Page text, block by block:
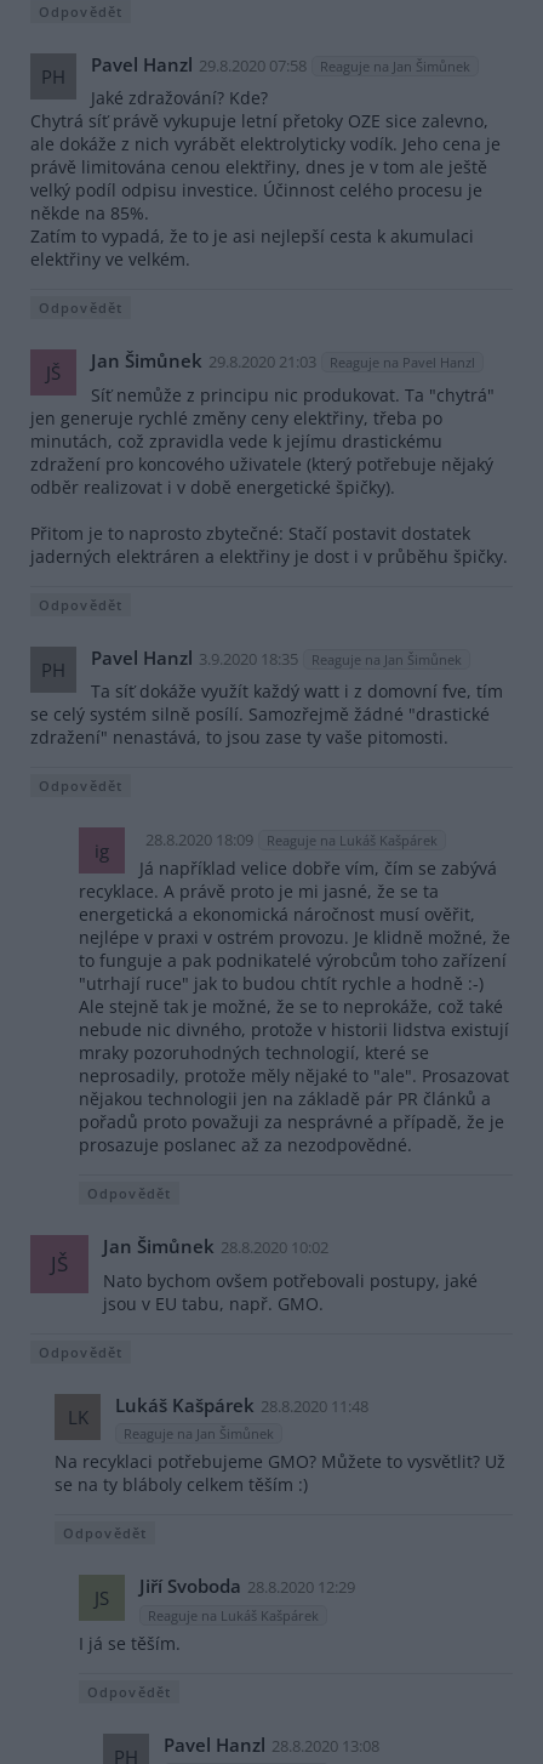
Odpovědět
PH Pavel Hanzl 29.8.2020 07:58 Reaguje na Jan Šimůnek
Jaké zdražování? Kde?
Chytrá síť právě vykupuje letní přetoky OZE sice zalevno,
ale dokáže z nich vyrábět elektrolyticky vodík. Jeho cena je
právě limitována cenou elektřiny, dnes je v tom ale ještě
velký podíl odpisu investice. Účinnost celého procesu je
někde na 85%.
Zatím to vypadá, že to je asi nejlepší cesta k akumulaci
elektřiny ve velkém.
Odpovědět
JŠ Jan Šimůnek 29.8.2020 21:03 Reaguje na Pavel Hanzl
Síť nemůže z principu nic produkovat. Ta "chytrá"
jen generuje rychlé změny ceny elektřiny, třeba po
minutách, což zpravidla vede k jejímu drastickému
zdražení pro koncového uživatele (který potřebuje nějaký
odběr realizovat i v době energetické špičky).
Přitom je to naprosto zbytečné: Stačí postavit dostatek
jaderných elektráren a elektřiny je dost i v průběhu špičky.
Odpovědět
PH Pavel Hanzl 3.9.2020 18:35 Reaguje na Jan Šimůnek
Ta síť dokáže využít každý watt i z domovní fve, tím
se celý systém silně posílí. Samozřejmě žádné "drastické
zdražení" nenastává, to jsou zase ty vaše pitomosti.
Odpovědět
ig 28.8.2020 18:09 Reaguje na Lukáš Kašpárek
Já například velice dobře vím, čím se zabývá
recyklace. A právě proto je mi jasné, že se ta
energetická a ekonomická náročnost musí ověřit,
nejlépe v praxi v ostrém provozu. Je klidně možné, že
to funguje a pak podnikatelé výrobcům toho zařízení
"utrhají ruce" jak to budou chtít rychle a hodně :-)
Ale stejně tak je možné, že se to neprokáže, což také
nebude nic divného, protože v historii lidstva existují
mraky pozoruhodných technologií, které se
neprosadily, protože měly nějaké to "ale". Prosazovat
nějakou technologii jen na základě pár PR článků a
pořadů proto považuji za nesprávné a případě, že je
prosazuje poslanec až za nezodpovědné.
Odpovědět
JŠ
Jan Šimůnek 28.8.2020 10:02
Nato bychom ovšem potřebovali postupy, jaké
jsou v EU tabu, např. GMO.
Odpovědět
LK Lukáš Kašpárek 28.8.2020 11:48
Reaguje na Jan Šimůnek
Na recyklaci potřebujeme GMO? Můžete to vysvětlit? Už
se na ty bláboly celkem těším :)
Odpovědět
JS Jiří Svoboda 28.8.2020 12:29
Reaguje na Lukáš Kašpárek
I já se těším.
Odpovědět
PH Pavel Hanzl 28.8.2020 13:08